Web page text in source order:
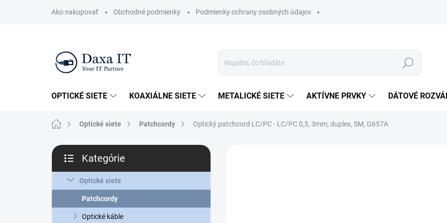
Ako nakupovať Obchodné podmienky Podmienky ochrany osobných údajov
Hľadať
OPTICKÉ SIETE KOAXIÁLNE SIETE METALICKÉ SIETE AKTÍVNE PRVKY DÁTOVÉ
DomovOptické siete Patchcordy Optický patchcord LC/PC - LC/PC 0,5, 3mm, duplex, SM, G657A
B
č
ý
p
kategórie
Kategórie
Optické siete
Patchcordy
Optické káble